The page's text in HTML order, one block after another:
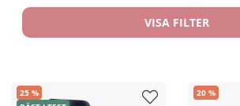
VISA FILTER
25
20